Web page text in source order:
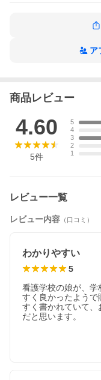
心室中隔欠損症（患児）
急性リンパ性白血病（患
悪性リンパ腫
再生不良性貧血
川崎病（患児）
第４章 消化器疾患患者
胃がん
胃・十二指腸潰瘍
肝がん
肝硬変
イレウス・腸閉塞
腸重積症
第５章 内分泌・代謝疾
1型糖尿病
2型糖尿病
甲状腺機能亢進症（バ
第６章 脳・神経疾患患
くも膜下出血
ア
商品レビュー
4.60
5件
5
4
3
2
1
レビュー一覧
レビュー内容 （口コミ）
わかりやすい
5
看護学校の娘が、
すく良かったよう
すく書かれていて、
だと思います。